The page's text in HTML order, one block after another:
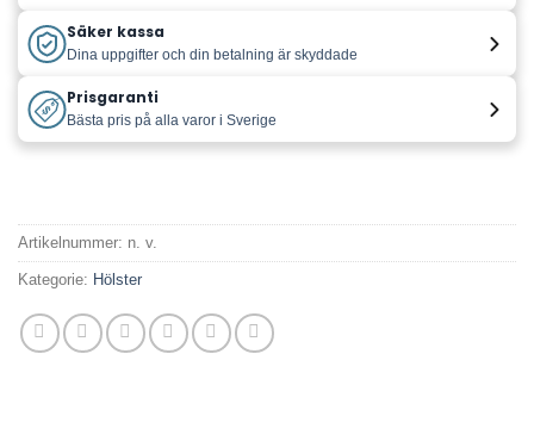
Säker kassa
Dina uppgifter och din betalning är skyddade
Prisgaranti
Bästa pris på alla varor i Sverige
Artikelnummer: n. v.
Kategorie: Hölster